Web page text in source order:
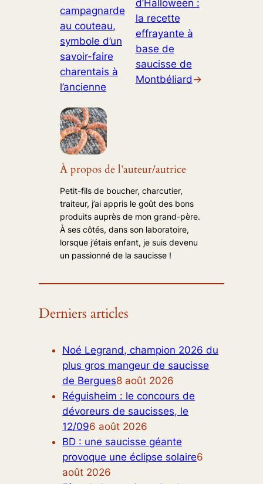
campagnarde
au couteau,
symbole d’un
savoir-faire
charentais à
l’ancienne
d’Halloween :
la recette
effrayante à
base de
saucisse de
Montbéliard →
À propos de l’auteur/autrice
Petit-fils de boucher, charcutier,
traiteur, j’ai appris le goût des bons
produits auprès de mon grand-père.
À ses côtés, dans son laboratoire,
lorsque j’étais enfant, je suis devenu
un passionné de la saucisse !
Derniers articles
Noé Legrand, champion 2026 du
plus gros mangeur de saucisse
de Bergues8 août 2026
Réguisheim : le concours de
dévoreurs de saucisses, le
12/096 août 2026
BD : une saucisse géante
provoque une éclipse solaire6
août 2026